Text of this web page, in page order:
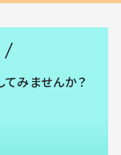
みませんか？